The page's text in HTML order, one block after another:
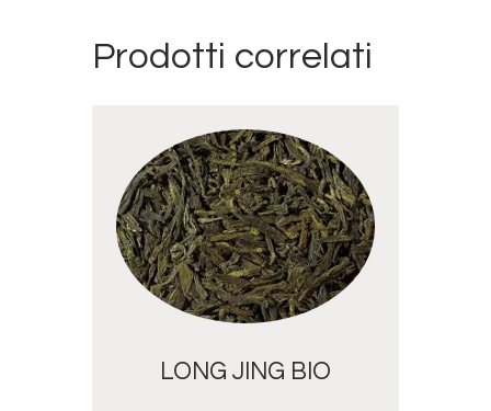
Prodotti correlati
LONG JING BIO